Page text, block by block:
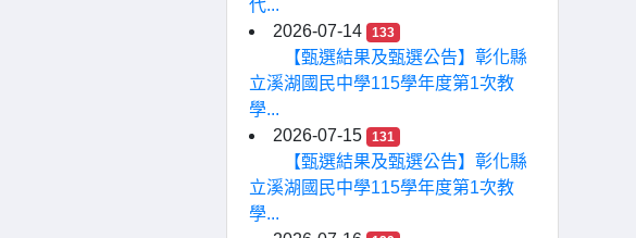
代...
2026-07-14
133
【甄選結果及甄選公告】彰化縣
立溪湖國民中學115學年度第1次教
學...
2026-07-15
131
【甄選結果及甄選公告】彰化縣
立溪湖國民中學115學年度第1次教
學...